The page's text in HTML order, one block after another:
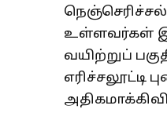
நெஞ்செரிச்சல்
உள்ளவர்கள்
வயிற்றுப்